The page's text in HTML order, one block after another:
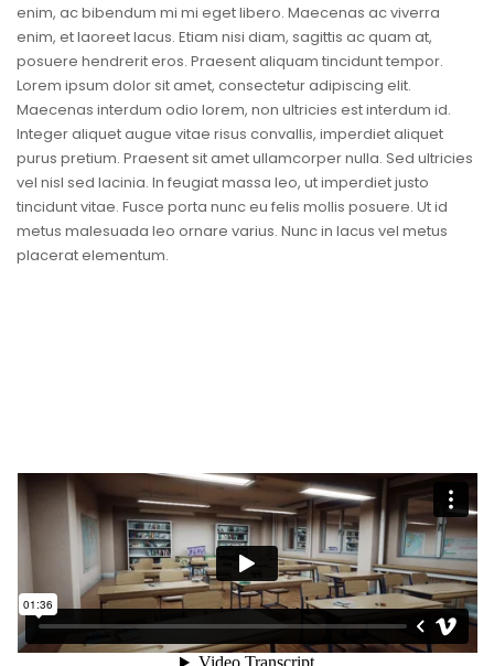
enim, ac bibendum mi mi eget libero. Maecenas ac viverra
enim, et laoreet lacus. Etiam nisi diam, sagittis ac quam at,
posuere hendrerit eros. Praesent aliquam tincidunt tempor.
Lorem ipsum dolor sit amet, consectetur adipiscing elit.
Maecenas interdum odio lorem, non ultricies est interdum id.
Integer aliquet augue vitae risus convallis, imperdiet aliquet
purus pretium. Praesent sit amet ullamcorper nulla. Sed ultricies
vel nisl sed lacinia. In feugiat massa leo, ut imperdiet justo
tincidunt vitae. Fusce porta nunc eu felis mollis posuere. Ut id
metus malesuada leo ornare varius. Nunc in lacus vel metus
placerat elementum.